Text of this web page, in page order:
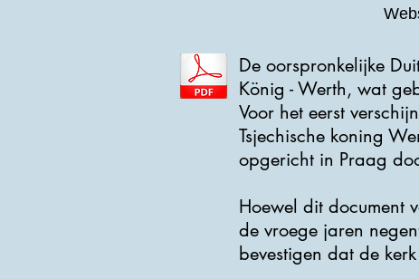
De oorspronkelijke
König - Werth, wat
Voor het eerst
Tsjechische koning
opgericht in Praag
Hoewel dit document
de vroege jaren
bevestigen dat de